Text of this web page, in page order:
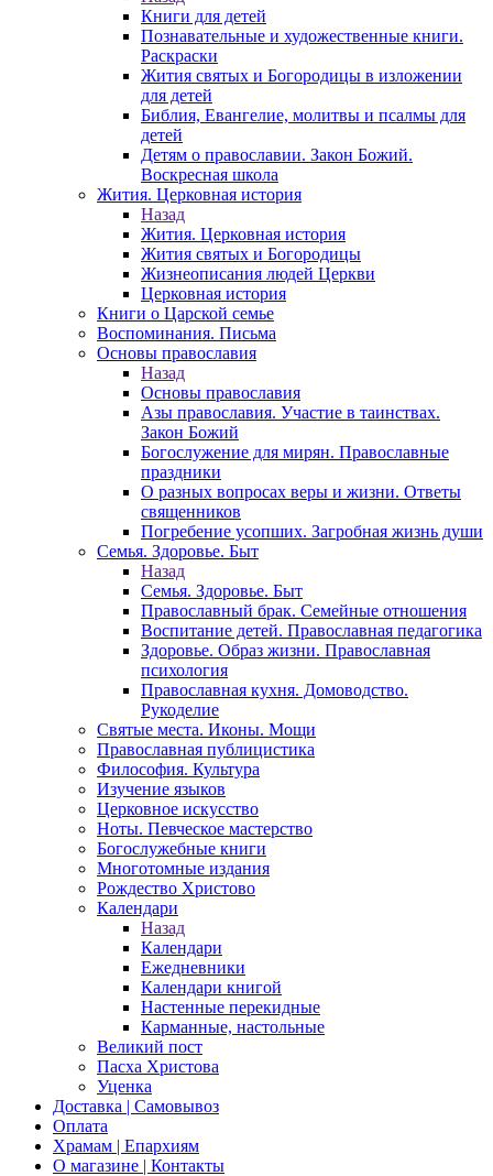
Книги для детей
Познавательные и художественные книги.
Раскраски
Жития святых и Богородицы в изложении
для детей
Библия, Евангелие, молитвы и псалмы для
детей
Детям о православии. Закон Божий.
Воскресная школа
Жития. Церковная история
Назад
Жития. Церковная история
Жития святых и Богородицы
Жизнеописания людей Церкви
Церковная история
Книги о Царской семье
Воспоминания. Письма
Основы православия
Назад
Основы православия
Азы православия. Участие в таинствах.
Закон Божий
Богослужение для мирян. Православные
праздники
О разных вопросах веры и жизни. Ответы
священников
Погребение усопших. Загробная жизнь души
Семья. Здоровье. Быт
Назад
Семья. Здоровье. Быт
Православный брак. Семейные отношения
Воспитание детей. Православная педагогика
Здоровье. Образ жизни. Православная
психология
Православная кухня. Домоводство.
Рукоделие
Святые места. Иконы. Мощи
Православная публицистика
Философия. Культура
Изучение языков
Церковное искусство
Ноты. Певческое мастерство
Богослужебные книги
Многотомные издания
Рождество Христово
Календари
Назад
Календари
Ежедневники
Календари книгой
Настенные перекидные
Карманные, настольные
Великий пост
Пасха Христова
Уценка
Доставка | Самовывоз
Оплата
Храмам | Епархиям
О магазине | Контакты